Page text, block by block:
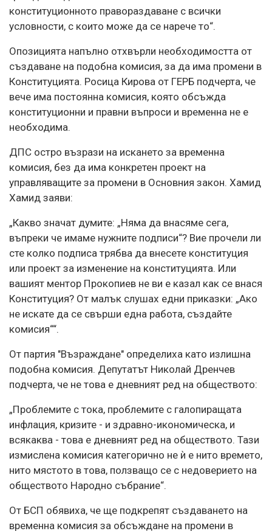
конституционното правораздаване с всички
условности, с които може да се нарече то“.
Опозицията напълно отхвърли необходимостта от
създаване на подобна комисия, за да има промени в
Конституцията. Росица Кирова от ГЕРБ подчерта, че
вече има постоянна комисия, която обсъжда
конституционни и правни въпроси и временна не е
необходима.
ДПС остро възрази на искането за временна
комисия, без да има конкретен проект на
управляващите за промени в Основния закон. Хамид
Хамид заяви:
„Какво значат думите: „Няма да внасяме сега,
въпреки че имаме нужните подписи“? Вие прочели ли
сте колко подписа трябва да внесете конституция
или проект за изменение на конституцията. Или
вашият ментор Прокопиев не ви е казал как се внася
Конституция? От малък слушах едни приказки: „Ако
не искате да се свърши една работа, създайте
комисия““.
От партия "Възраждане" определиха като излишна
подобна комисия. Депутатът Николай Дренчев
подчерта, че не това е дневният ред на обществото:
„Проблемите с тока, проблемите с галопиращата
инфлация, кризите - и здравно-икономическа, и
всякаква - това е дневният ред на обществото. Тази
измислена комисия категорично не ѝ е нито времето,
нито мястото в това, ползващо се с недоверието на
обществото Народно събрание“.
От БСП обявиха, че ще подкрепят създаването на
временна комисия за обсъждане на промени в